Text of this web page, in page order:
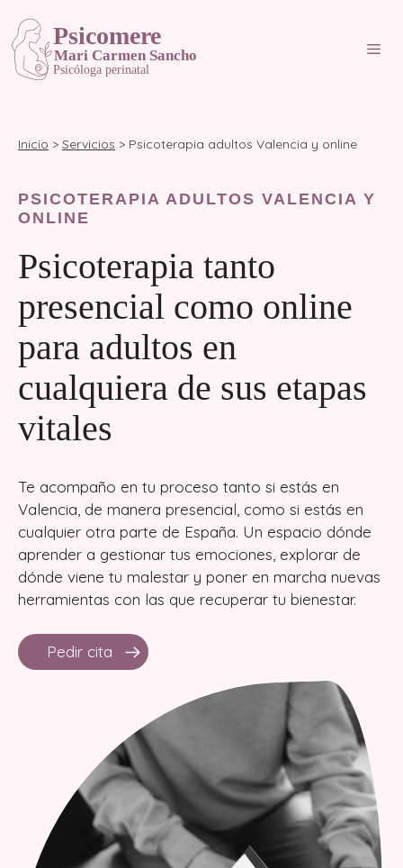
contenido
Inicio > Servicios > Psicoterapia adultos Valencia y online
PSICOTERAPIA ADULTOS VALENCIA Y
ONLINE
Psicoterapia tanto
presencial como online
para adultos en
cualquiera de sus etapas
vitales
Te acompaño en tu proceso tanto si estás en
Valencia, de manera presencial, como si estás en
cualquier otra parte de España. Un espacio dónde
aprender a gestionar tus emociones, explorar de
dónde viene tu malestar y poner en marcha nuevas
herramientas con las que recuperar tu bienestar.
Pedir cita